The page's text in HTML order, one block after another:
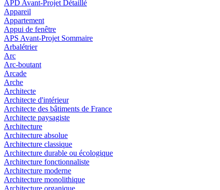
APD Avant-Projet Détaillé
Appareil
Appartement
Appui de fenêtre
APS Avant-Projet Sommaire
Arbalétrier
Arc
Arc-boutant
Arcade
Arche
Architecte
Architecte d'intérieur
Architecte des bâtiments de France
Architecte paysagiste
Architecture
Architecture absolue
Architecture classique
Architecture durable ou écologique
Architecture fonctionnaliste
Architecture moderne
Architecture monolithique